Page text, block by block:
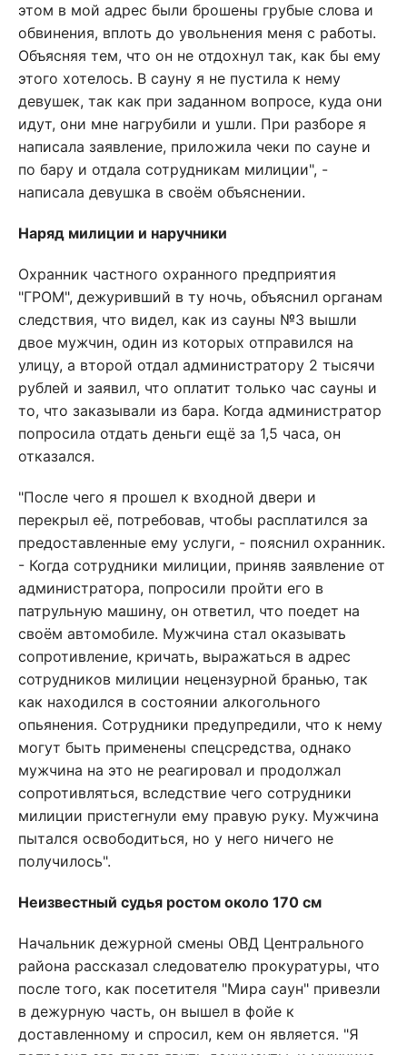
этом в мой адрес были брошены грубые слова и
обвинения, вплоть до увольнения меня с работы.
Объясняя тем, что он не отдохнул так, как бы ему
этого хотелось. В сауну я не пустила к нему
девушек, так как при заданном вопросе, куда они
идут, они мне нагрубили и ушли. При разборе я
написала заявление, приложила чеки по сауне и
по бару и отдала сотрудникам милиции", -
написала девушка в своём объяснении.
Наряд милиции и наручники
Охранник частного охранного предприятия
"ГРОМ", дежуривший в ту ночь, объяснил органам
следствия, что видел, как из сауны №3 вышли
двое мужчин, один из которых отправился на
улицу, а второй отдал администратору 2 тысячи
рублей и заявил, что оплатит только час сауны и
то, что заказывали из бара. Когда администратор
попросила отдать деньги ещё за 1,5 часа, он
отказался.
"После чего я прошел к входной двери и
перекрыл её, потребовав, чтобы расплатился за
предоставленные ему услуги, - пояснил охранник.
- Когда сотрудники милиции, приняв заявление от
администратора, попросили пройти его в
патрульную машину, он ответил, что поедет на
своём автомобиле. Мужчина стал оказывать
сопротивление, кричать, выражаться в адрес
сотрудников милиции нецензурной бранью, так
как находился в состоянии алкогольного
опьянения. Сотрудники предупредили, что к нему
могут быть применены спецсредства, однако
мужчина на это не реагировал и продолжал
сопротивляться, вследствие чего сотрудники
милиции пристегнули ему правую руку. Мужчина
пытался освободиться, но у него ничего не
получилось".
Неизвестный судья ростом около 170 см
Начальник дежурной смены ОВД Центрального
района рассказал следователю прокуратуры, что
после того, как посетителя "Мира саун" привезли
в дежурную часть, он вышел в фойе к
доставленному и спросил, кем он является. "Я